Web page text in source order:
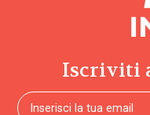
Iscriviti